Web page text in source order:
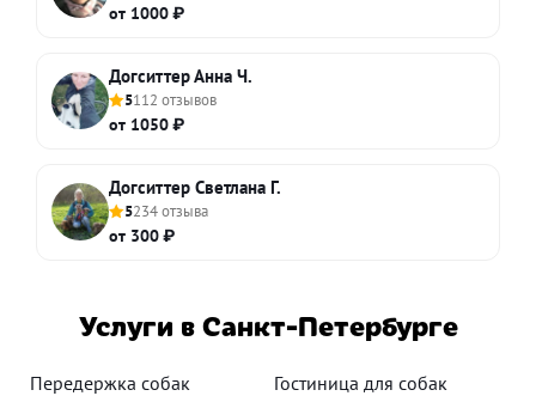
от 1000 ₽
Догситтер Анна Ч.
5112 отзывов
от 1050 ₽
Догситтер Светлана Г.
5234 отзыва
от 300 ₽
Услуги в Санкт-Петербурге
Передержка собак Гостиница для собак